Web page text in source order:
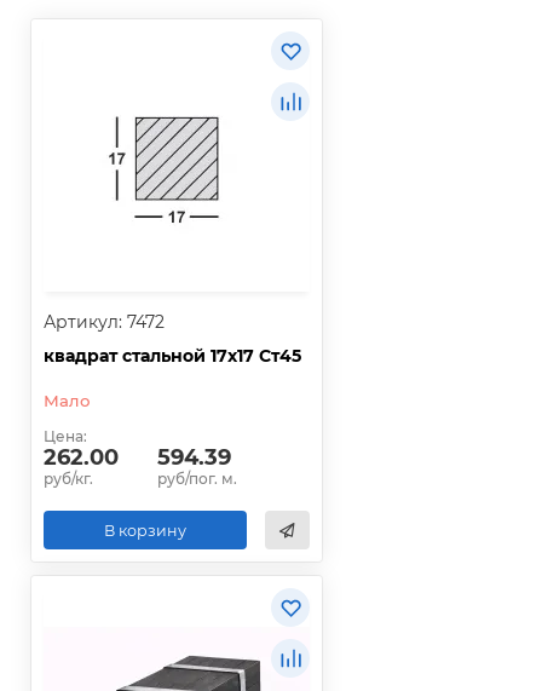
Артикул: 7472
квадрат стальной 17х17 Ст45
Мало
Цена:
262.00
руб/кг.
594.39
руб/пог. м.
В корзину